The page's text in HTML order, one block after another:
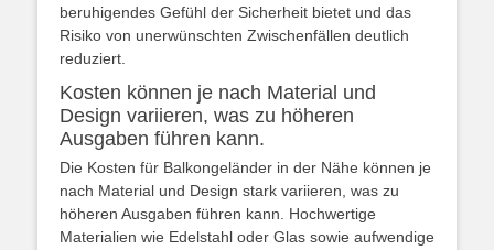
beruhigendes Gefühl der Sicherheit bietet und das
Risiko von unerwünschten Zwischenfällen deutlich
reduziert.
Kosten können je nach Material und
Design variieren, was zu höheren
Ausgaben führen kann.
Die Kosten für Balkongeländer in der Nähe können je
nach Material und Design stark variieren, was zu
höheren Ausgaben führen kann. Hochwertige
Materialien wie Edelstahl oder Glas sowie aufwendige